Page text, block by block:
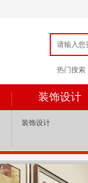
热门搜索
装饰设计
装饰设计